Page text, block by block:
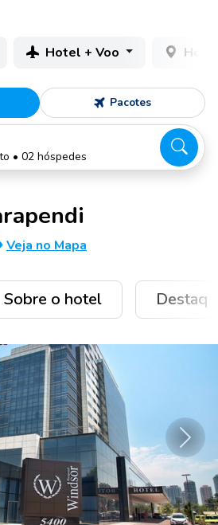
Hotel + Voo
Pacotes
• 02 hóspedes
Veja no Mapa
Sobre o hotel